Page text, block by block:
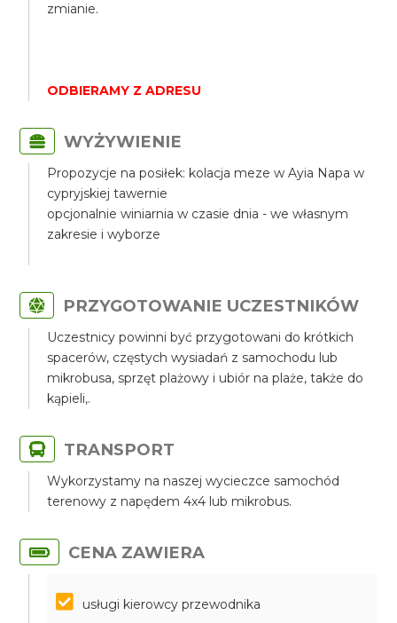
zmianie.
ODBIERAMY Z ADRESU
WYŻYWIENIE
Propozycje na posiłek: kolacja meze w Ayia Napa w
cypryjskiej tawernie
opcjonalnie winiarnia w czasie dnia - we własnym
zakresie i wyborze
PRZYGOTOWANIE UCZESTNIKÓW
Uczestnicy powinni być przygotowani do krótkich
spacerów, częstych wysiadań z samochodu lub
mikrobusa, sprzęt plażowy i ubiór na plaże, także do
kąpieli,.
TRANSPORT
Wykorzystamy na naszej wycieczce samochód
terenowy z napędem 4x4 lub mikrobus.
CENA ZAWIERA
usługi kierowcy przewodnika